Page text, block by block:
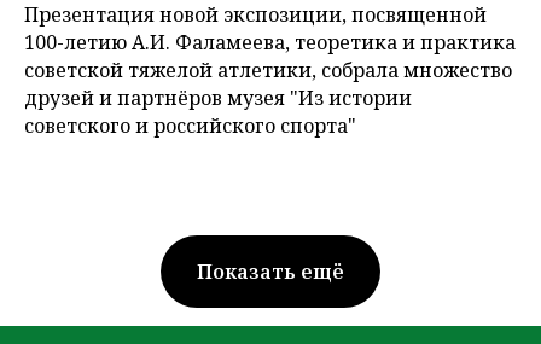
Презентация новой экспозиции, посвященной
100-летию А.И. Фаламеева, теоретика и практика
советской тяжелой атлетики, собрала множество
друзей и партнёров музея "Из истории
советского и российского спорта"
Показать ещё